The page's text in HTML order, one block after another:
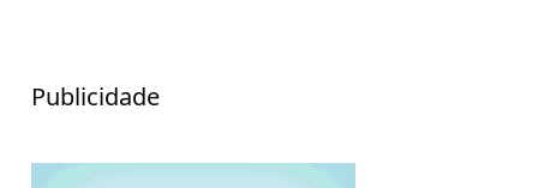
Publicidade